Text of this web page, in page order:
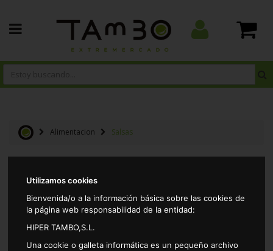
Utilizamos cookies
Bienvenida/o a la información básica sobre las cookies de
la página web responsabilidad de la entidad:
HIPER TAMBO,S.L.
Una cookie o galleta informática es un pequeño archivo
Alimentacion Salsas